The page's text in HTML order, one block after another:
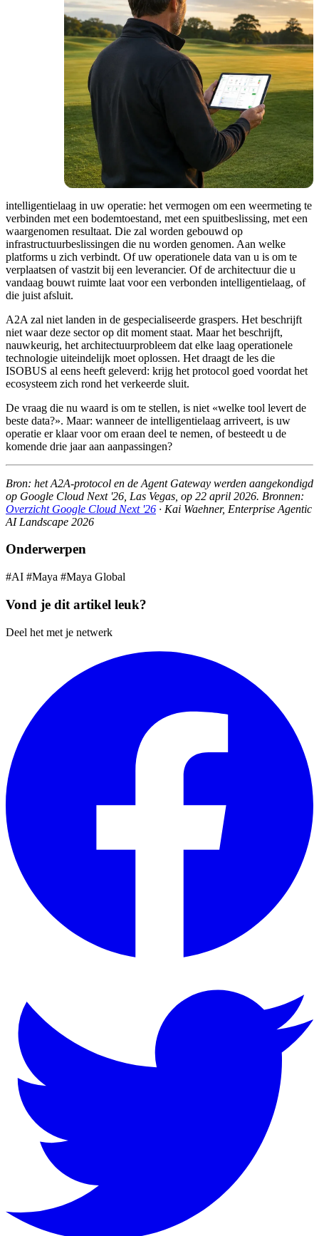
intelligentielaag in uw operatie: het vermogen om een weermeting te
verbinden met een bodemtoestand, met een spuitbeslissing, met een
waargenomen resultaat. Die zal worden gebouwd op
infrastructuurbeslissingen die nu worden genomen. Aan welke
platforms u zich verbindt. Of uw operationele data van u is om te
verplaatsen of vastzit bij een leverancier. Of de architectuur die u
vandaag bouwt ruimte laat voor een verbonden intelligentielaag, of
die juist afsluit.
A2A zal niet landen in de gespecialiseerde graspers. Het beschrijft
niet waar deze sector op dit moment staat. Maar het beschrijft,
nauwkeurig, het architectuurprobleem dat elke laag operationele
technologie uiteindelijk moet oplossen. Het draagt de les die
ISOBUS al eens heeft geleverd: krijg het protocol goed voordat het
ecosysteem zich rond het verkeerde sluit.
De vraag die nu waard is om te stellen, is niet «welke tool levert de
beste data?». Maar: wanneer de intelligentielaag arriveert, is uw
operatie er klaar voor om eraan deel te nemen, of besteedt u de
komende drie jaar aan aanpassingen?
Bron: het A2A-protocol en de Agent Gateway werden aangekondigd
op Google Cloud Next '26, Las Vegas, op 22 april 2026. Bronnen:
Overzicht Google Cloud Next '26 · Kai Waehner, Enterprise Agentic
AI Landscape 2026
Onderwerpen
#AI #Maya #Maya Global
Vond je dit artikel leuk?
Deel het met je netwerk